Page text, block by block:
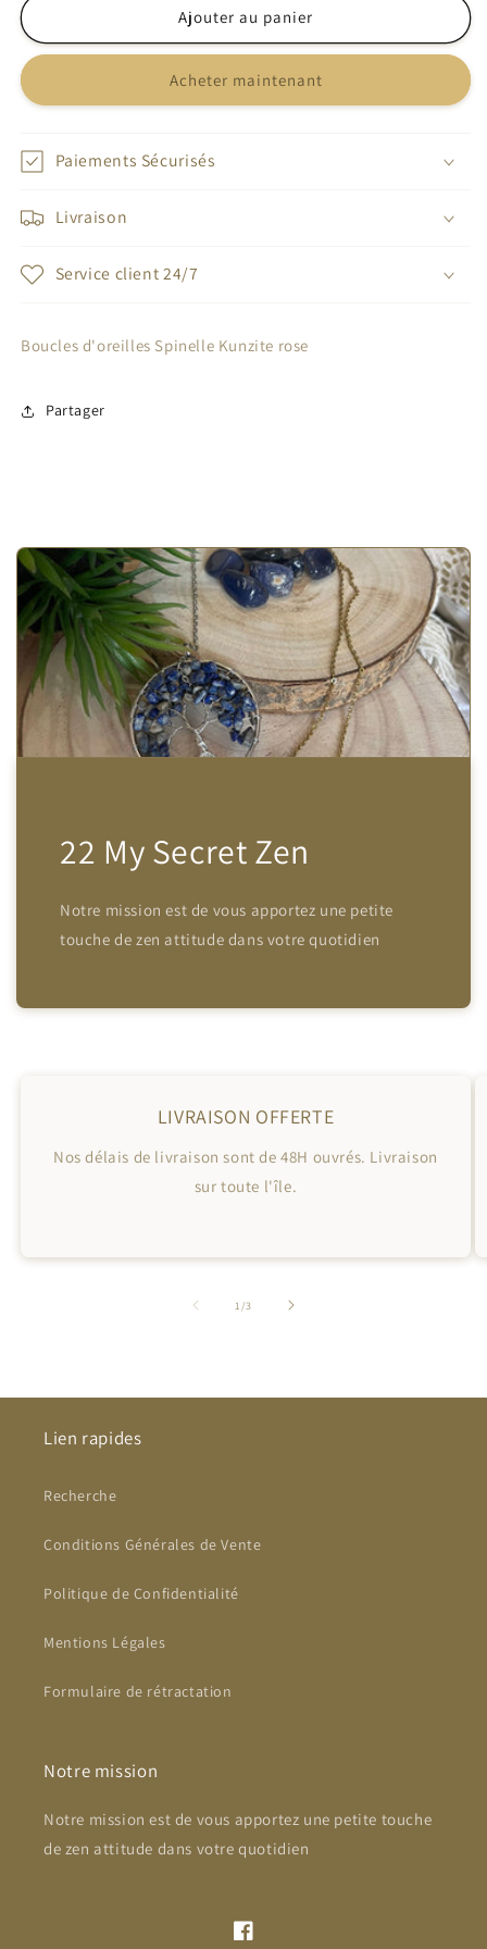
Boucles
d&#39;oreilles
Kunzite
Boucles
d&#39;oreilles
Spinelle
Kunzite
Ajouter au panier
Acheter maintenant
Paiements Sécurisés
Livraison
Service client 24/7
Boucles d'oreilles Spinelle Kunzite rose
Partager
22 My Secret Zen
Notre mission est de vous apportez une petite
touche de zen attitude dans votre quotidien
LIVRAISON OFFERTE
Nos délais de livraison sont de 48H ouvrés. Livraison
sur toute l'île.
1 /de
3
Lien rapides
Recherche
Conditions Générales de Vente
Politique de Confidentialité
Mentions Légales
Formulaire de rétractation
Notre mission
Notre mission est de vous apportez une petite touche
de zen attitude dans votre quotidien
Facebook